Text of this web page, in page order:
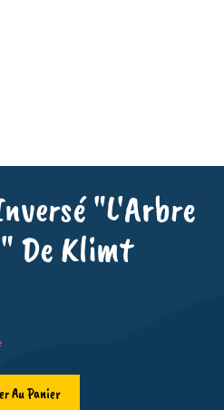
"L'Arbre
De Klimt
Au Panier